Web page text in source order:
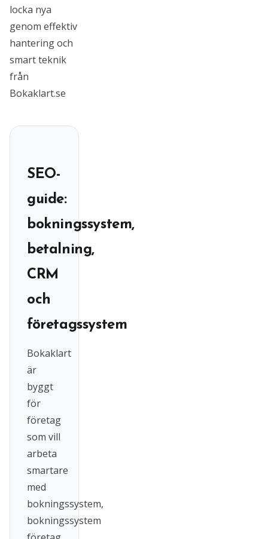
locka nya
genom effektiv
hantering och
smart teknik
från
Bokaklart.se
SEO-
guide:
bokningssystem,
betalning,
CRM
och
företagssystem
Bokaklart
är
byggt
för
företag
som vill
arbeta
smartare
med
bokningssystem,
bokningssystem